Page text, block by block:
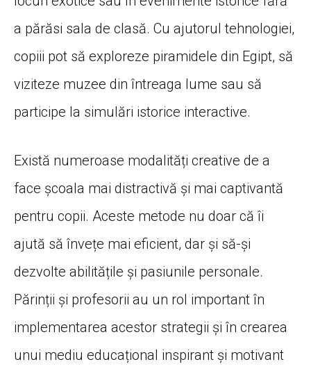
a părăsi sala de clasă. Cu ajutorul tehnologiei,
copiii pot să exploreze piramidele din Egipt, să
viziteze muzee din întreaga lume sau să
participe la simulări istorice interactive.
Există numeroase modalități creative de a
face școala mai distractivă și mai captivantă
pentru copii. Aceste metode nu doar că îi
ajută să învețe mai eficient, dar și să-și
dezvolte abilitățile și pasiunile personale.
Părinții și profesorii au un rol important în
implementarea acestor strategii și în crearea
unui mediu educațional inspirant și motivant